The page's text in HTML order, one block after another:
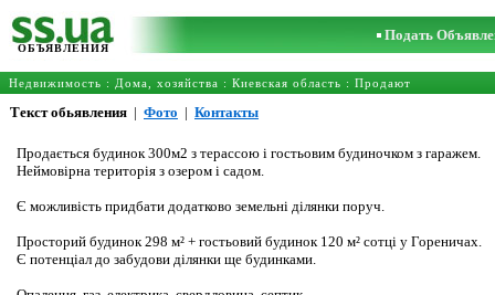
ОБЪЯВЛЕНИЯ
Подать
Недвижимость : Дома, хозяйства : Киевская область : Продают
Текст обьявления | Фото | Контакты
Продається будинок 300м2 з терассою і гостьовим будиночком з гаражем.
Неймовірна територія з озером і садом.
Є можливість придбати додатково земельні ділянки поруч.
Просторий будинок 298 м² + гостьовий будинок 120 м² сотці у Гореничах.
Є потенціал до забудови ділянки ще будинками.